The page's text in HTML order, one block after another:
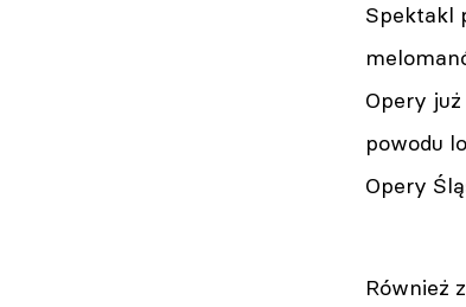
Spektakl
Opery już
powodu
Opery
Również